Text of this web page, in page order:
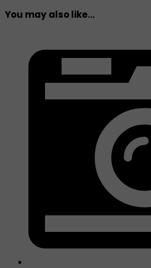
You may also like...